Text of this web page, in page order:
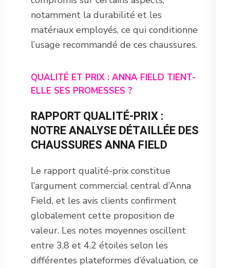
notamment la durabilité et les
matériaux employés, ce qui conditionne
l’usage recommandé de ces chaussures.
QUALITÉ ET PRIX : ANNA FIELD TIENT-
ELLE SES PROMESSES ?
RAPPORT QUALITÉ-PRIX :
NOTRE ANALYSE DÉTAILLÉE DES
CHAUSSURES ANNA FIELD
Le rapport qualité-prix constitue
l’argument commercial central d’Anna
Field, et les avis clients confirment
globalement cette proposition de
valeur. Les notes moyennes oscillent
entre 3,8 et 4,2 étoiles selon les
différentes plateformes d’évaluation, ce